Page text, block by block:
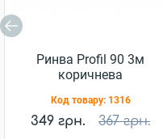
Ринва Profil 90 3м
коричнева
Код товару: 1316
349 грн. 367 грн.